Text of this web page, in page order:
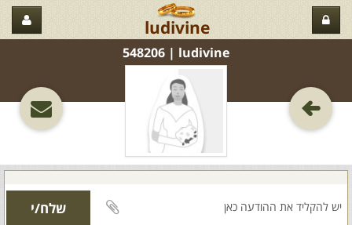
ludivine
ludivine‏ | 548206